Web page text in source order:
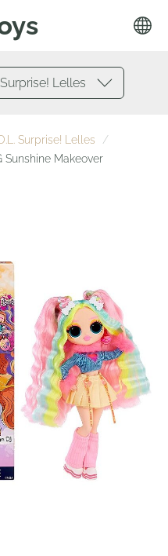
Lelles
Surprise! Lelles
Sunshine Makeover